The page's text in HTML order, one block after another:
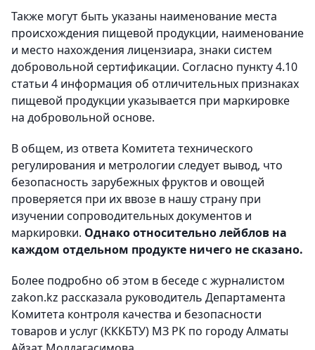
Также могут быть указаны наименование места
происхождения пищевой продукции, наименование
и место нахождения лицензиара, знаки систем
добровольной сертификации. Согласно пункту 4.10
статьи 4 информация об отличительных признаках
пищевой продукции указывается при маркировке
на добровольной основе.
В общем, из ответа Комитета технического
регулирования и метрологии следует вывод, что
безопасность зарубежных фруктов и овощей
проверяется при их ввозе в нашу страну при
изучении сопроводительных документов и
маркировки. Однако относительно лейблов на
каждом отдельном продукте ничего не сказано.
Более подробно об этом в беседе с журналистом
zakon.kz рассказала руководитель Департамента
Комитета контроля качества и безопасности
товаров и услуг (КККБТУ) МЗ РК по городу Алматы